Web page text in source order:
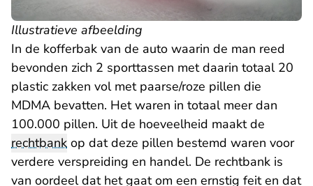
Illustratieve afbeelding
In de kofferbak van de auto waarin de man reed
bevonden zich 2 sporttassen met daarin totaal 20
plastic zakken vol met paarse/roze pillen die
MDMA bevatten. Het waren in totaal meer dan
100.000 pillen. Uit de hoeveelheid maakt de
rechtbank op dat deze pillen bestemd waren voor
verdere verspreiding en handel. De rechtbank is
van oordeel dat het gaat om een ernstig feit en dat